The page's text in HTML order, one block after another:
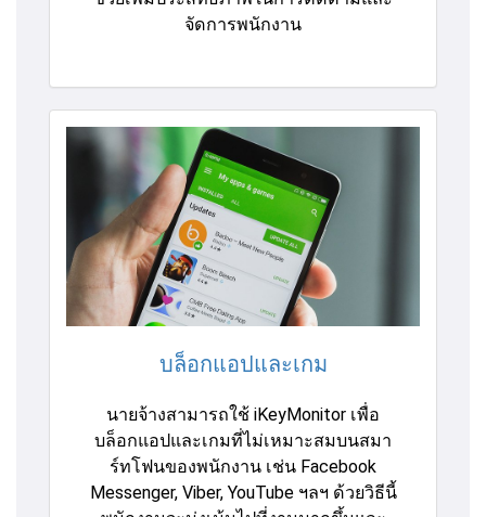
จัดการพนักงาน
บล็อกแอปและเกม
นายจ้างสามารถใช้ iKeyMonitor เพื่อ
บล็อกแอปและเกมที่ไม่เหมาะสมบนสมา
ร์ทโฟนของพนักงาน เช่น Facebook
Messenger, Viber, YouTube ฯลฯ ด้วยวิธีนี้